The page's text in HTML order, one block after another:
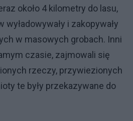
około 4 kilometry do lasu,
i zakopywały
w masowych grobach. Inni
czasie, zajmowali się
rzeczy, przywiezionych
te były przekazywane do